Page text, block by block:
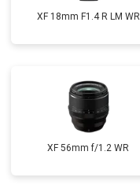
XF 18mm F1.4 R LM WR
XF 56mm f/1.2 WR